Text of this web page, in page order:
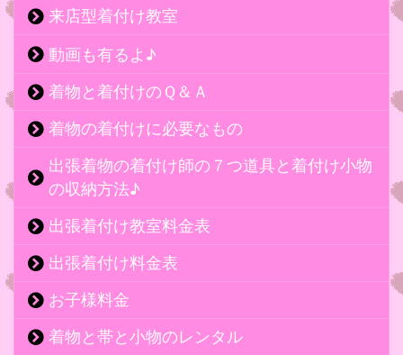
来店型着付け教室
動画も有るよ♪
着物と着付けのＱ＆Ａ
着物の着付けに必要なもの
出張着物の着付け師の７つ道具と着付け小物
の収納方法♪
出張着付け教室料金表
出張着付け料金表
お子様料金
着物と帯と小物のレンタル